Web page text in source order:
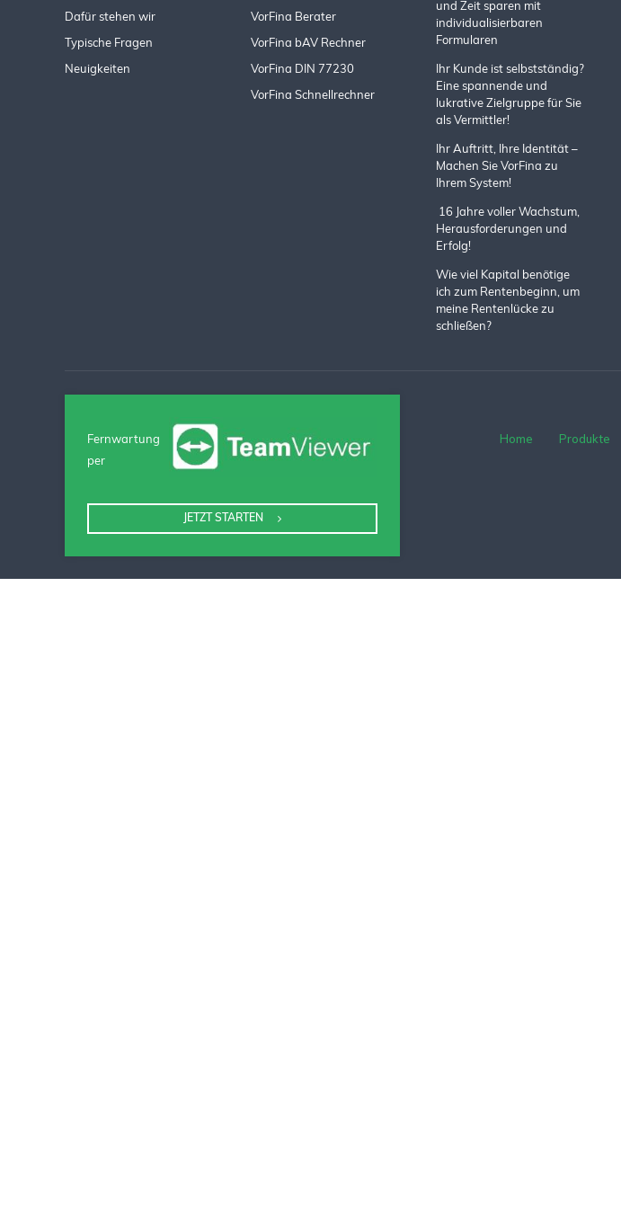
Dafür stehen wir
Typische Fragen
Neuigkeiten
VorFina Berater
VorFina bAV Rechner
VorFina DIN 77230
VorFina Schnellrechner
und Zeit sparen mit
individualisierbaren
Formularen
Ihr Kunde ist selbstständig?
Eine spannende und
lukrative Zielgruppe für Sie
als Vermittler!
Ihr Auftritt, Ihre Identität –
Machen Sie VorFina zu
Ihrem System!
16 Jahre voller Wachstum,
Herausforderungen und
Erfolg!
Wie viel Kapital benötige
ich zum Rentenbeginn, um
meine Rentenlücke zu
schließen?
Fernwartung
per
JETZT STARTEN
Home Produkte